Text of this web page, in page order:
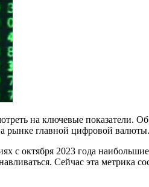
на ключевые показатели.
рынке главной цифровой валюты.
с октября 2023 года
Сейчас эта метрика